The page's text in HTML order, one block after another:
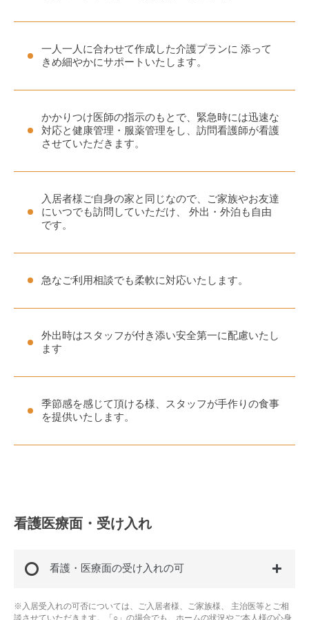
一人一人に合わせて作成した介護プランに 添って
きめ細やかにサポートいたします。
かかりつけ医師の指示のもとで、緊急時には迅速な
対応と健康管理・服薬管理をし、訪問看護師が看護
させていただきます。
入居者様ご自身の家と同じなので、ご家族やお友達
にいつでも訪問していただけ、 外出・外泊も自由
です。
急なご利用相談でも柔軟に対応いたします。
外出時はスタッフが付き添い安全第一に配慮いたし
ます
季節感を感じて頂ける様、スタッフが手作りの食事
を提供いたします。
看護医療面・受け入れ
看護・医療面の受け入れの可
※入居受入れの可否については、ご入居者様、ご家族様、 主治医等とご相
談させていただきます。「○」の場合でも、ホームの状況やご本人様の心身